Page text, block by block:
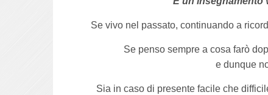
Se vivo nel passato, continuando a
Se penso sempre a cosa farò
e dunque
Sia in caso di presente facile che